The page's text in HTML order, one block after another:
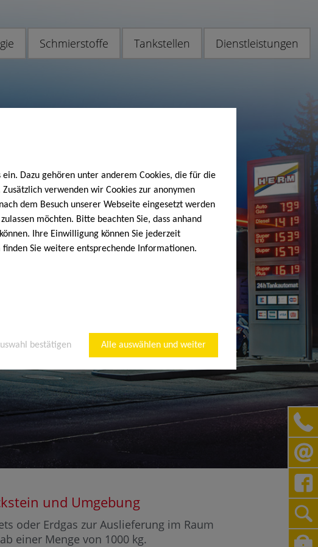
Dazu gehören unter anderem Cookies, die für die
verwenden wir Cookies zur anonymen
dem Besuch unserer Webseite eingesetzt werden
möchten. Bitte beachten Sie, dass anhand
Ihre Einwilligung können Sie jederzeit
finden Sie weitere entsprechende Informationen.
bestätigen Alle auswählen und weiter
Schmierstoffe Tankstellen Dienstleistungen
und Umgebung
oder Erdgas zur Auslieferung im Raum
einer Menge von 1000 kg.